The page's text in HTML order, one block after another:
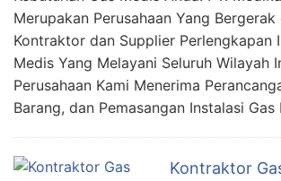
Merupakan Perusahaan Yang
Kontraktor dan Supplier Perlengkapan
Medis Yang Melayani Seluruh Wilayah
Perusahaan Kami Menerima
Barang, dan Pemasangan Instalasi
Kontraktor